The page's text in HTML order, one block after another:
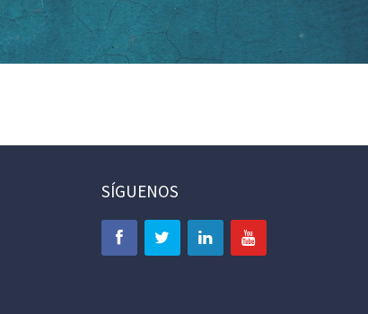
SÍGUENOS